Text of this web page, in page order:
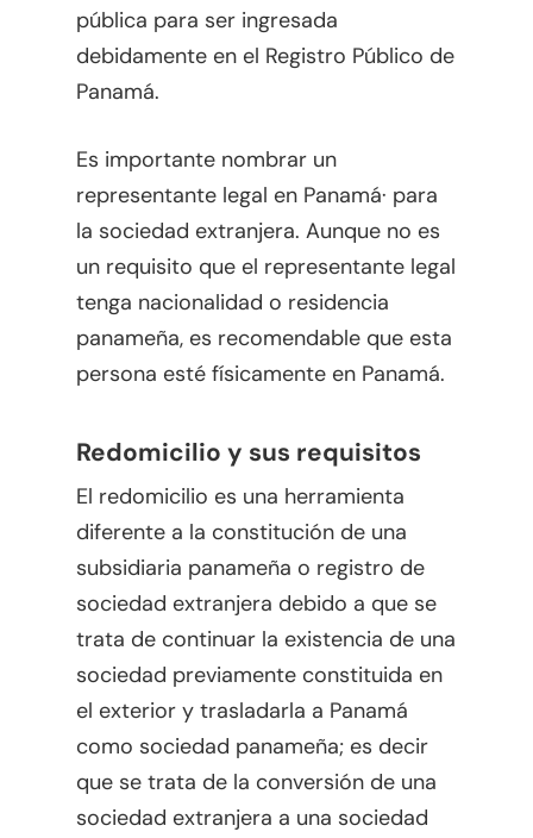
pública para ser ingresada
debidamente en el Registro Público de
Panamá.
Es importante nombrar un
representante legal en Panamá· para
la sociedad extranjera. Aunque no es
un requisito que el representante legal
tenga nacionalidad o residencia
panameña, es recomendable que esta
persona esté físicamente en Panamá.
Redomicilio y sus requisitos
El redomicilio es una herramienta
diferente a la constitución de una
subsidiaria panameña o registro de
sociedad extranjera debido a que se
trata de continuar la existencia de una
sociedad previamente constituida en
el exterior y trasladarla a Panamá
como sociedad panameña; es decir
que se trata de la conversión de una
sociedad extranjera a una sociedad
Inicio
Enfoques
Artículos
Biblioteca Legal